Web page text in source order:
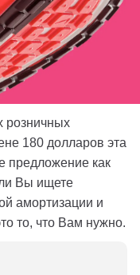
розничных
180 долларов эта
предложение как
Вы ищете
амортизации и
то, что Вам нужно.